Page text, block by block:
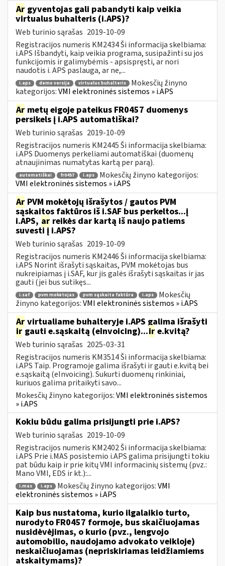
Ar gyventojas gali pabandyti kaip veikia
virtualus buhalteris (i.APS)?
Web turinio sąrašas 2019-10-09
Registracijos numeris KM2434 Ši informacija skelbiama:
i.APS Išbandyti, kaip veikia programa, susipažinti su jos
funkcijomis ir galimybėmis - apsispręsti, ar nori
naudotis i. APS paslauga, ar ne,...
i.aps demo versija virtualus buhalteris
Mokesčių žinyno
kategorijos:VMI elektroninės sistemos » i.APS
Ar metų eigoje pateikus FR0457 duomenys
persikels į i.APS automatiškai?
Web turinio sąrašas 2019-10-09
Registracijos numeris KM2445 Ši informacija skelbiama:
i.APS Duomenys perkeliami automatiškai (duomenų
atnaujinimas numatytas kartą per parą).
automatiškai fr0457 i.aps
Mokesčių žinyno kategorijos:
VMI elektroninės sistemos » i.APS
Ar PVM mokėtojų išrašytos / gautos PVM
sąskaitos faktūros iš i.SAF bus perkeltos...į
i.APS, ar reikės dar kartą iš naujo patiems
suvesti į i.APS?
Web turinio sąrašas 2019-10-09
Registracijos numeris KM2446 Ši informacija skelbiama:
i.APS Norint išrašyti sąskaitas, PVM mokėtojas bus
nukreipiamas į i.SAF, kur jis galės išrašyti sąskaitas ir jas
gauti (jei bus sutikęs...
i.saf pvm mokėtojas pvm sąskaita faktūra i.aps
Mokesčių
žinyno kategorijos:VMI elektroninės sistemos » i.APS
Ar virtualiame buhalteryje i.APS galima išrašyti
irgauti e.sąskaitą (eInvoicing)...ir e.kvitą?
Web turinio sąrašas 2025-03-31
Registracijos numeris KM3514 Ši informacija skelbiama:
i.APS Taip. Programoje galima išrašyti ir gauti e.kvitą bei
e.sąskaitą (eInvoicing). Sukurti duomenų rinkiniai,
kuriuos galima pritaikyti savo...
Mokesčių žinyno kategorijos:VMI elektroninės sistemos
» i.APS
Kokiu būdu galima prisijungti prie i.APS?
Web turinio sąrašas 2019-10-09
Registracijos numeris KM2402 Ši informacija skelbiama:
i.APS Prie i.MAS posistemio i.APS galima prisijungti tokiu
pat būdu kaip ir prie kitų VMI informacinių sistemų (pvz.:
Mano VMI, EDS ir kt.):...
i.mas i.aps Mokesčių žinyno kategorijos:VMI
elektroninės sistemos » i.APS
Kaip bus nustatoma, kurio ilgalaikio turto,
nurodyto FR0457 formoje, bus skaičiuojamas
nusidėvėjimas, o kurio (pvz., lengvojo
automobilio, naudojamo advokato veikloje)
neskaičiuojamas (nepriskiriamas leidžiamiems
atskaitymams)?